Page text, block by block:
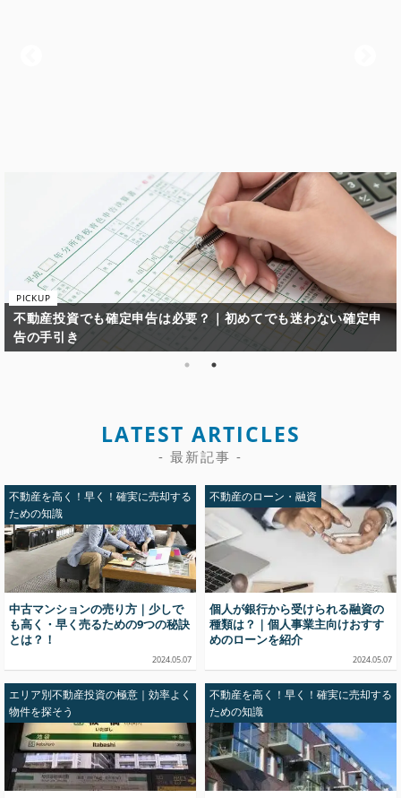
不動産投資で失敗してしまう原因と失敗しないための鉄則とは
LATEST ARTICLES
- 最新記事 -
不動産を高く！早く！確実に売却する
ための知識
中古マンションの売り方｜少しで
も高く・早く売るための9つの秘訣
とは？！
2024.05.07
不動産のローン・融資
個人が銀行から受けられる融資の
種類は？｜個人事業主向けおすす
めのローンを紹介
2024.05.07
エリア別不動産投資の極意｜効率よく
物件を探そう
不動産を高く！早く！確実に売却する
ための知識